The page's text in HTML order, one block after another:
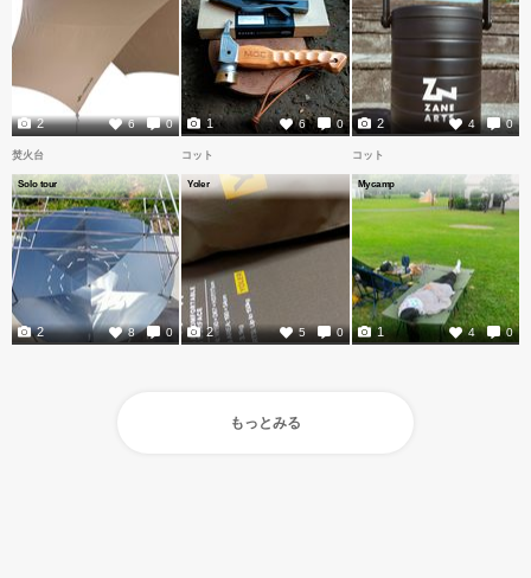
6 0
2 6 0
1 4 0
2
焚火台
Solo tour
8 0
2
コット
Yoler
5 0
2
コット
Mycamp
4 0
1
もっとみる